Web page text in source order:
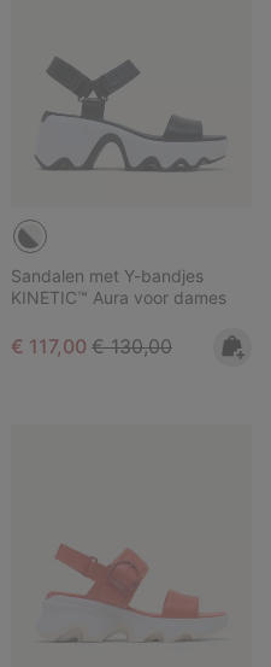
Sandalen met Y-bandjes
KINETIC™ Aura voor dames
Sale price:
€ 117,00 Regular price:
€ 130,00